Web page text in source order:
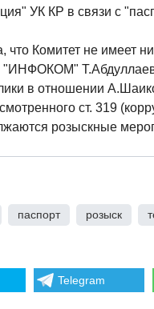
УК КР в связи с
Комитет не имеет
в отношении
ст. 319
розыскные
паспорт розыск
Telegram